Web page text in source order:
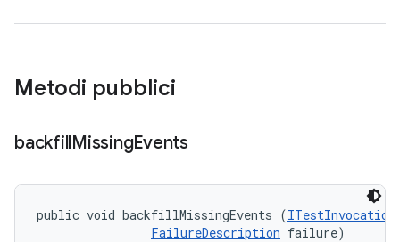
Metodi pubblici
backfillMissingEvents
public void backfillMissingEvents (
FailureDescription failure)